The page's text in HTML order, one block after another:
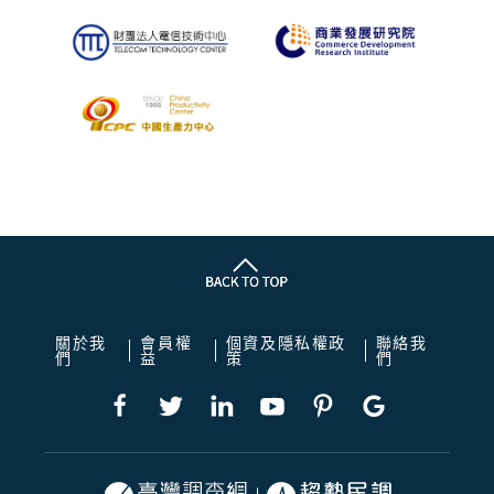
關於我
們
會員權
益
個資及隱私權政
策
聯絡我
們